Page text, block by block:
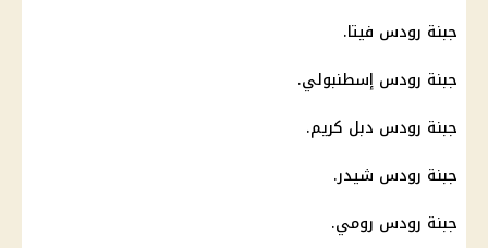
جبنة رودس فيتا.
جبنة رودس إسطنبولي.
جبنة رودس دبل كريم.
جبنة رودس شيدر.
جبنة رودس رومي.